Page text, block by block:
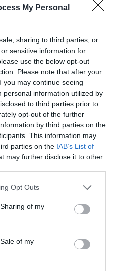
My Personal
sharing to third parties, or
sensitive information for
use the below opt-out
Please note that after your
may continue seeing
personal information utilized by
to third parties prior to
opt-out of the further
by third parties on the
This information may
parties on the IAB’s List of
may further disclose it to other
app uses one or more Google
behaviour. You may click to
and its third-party tags to
purposes in below Google
Opt Outs
of my
of my
,fehérjepor
Következő bejegyzés